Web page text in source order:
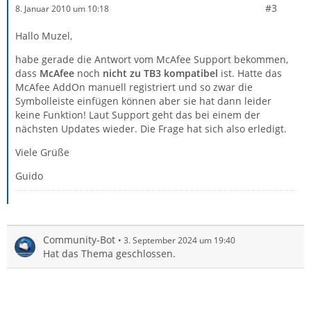
8. Januar 2010 um 10:18 #3
Hallo Muzel,
habe gerade die Antwort vom McAfee Support bekommen,
dass McAfee noch nicht zu TB3 kompatibel ist. Hatte das
McAfee AddOn manuell registriert und so zwar die
Symbolleiste einfügen können aber sie hat dann leider
keine Funktion! Laut Support geht das bei einem der
nächsten Updates wieder. Die Frage hat sich also erledigt.
Viele Grüße
Guido
Community-Bot 3. September 2024 um 19:40
Hat das Thema geschlossen.